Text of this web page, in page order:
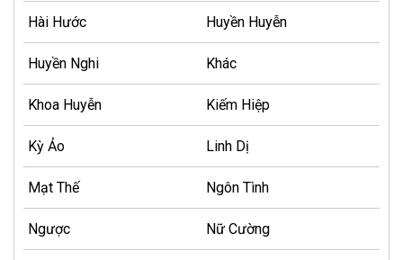
Hài Hước Huyền Huyễn
Huyền Nghi Khác
Khoa Huyễn Kiếm Hiệp
Kỳ Ảo Linh Dị
Mạt Thế Ngôn Tình
Ngược Nữ Cường